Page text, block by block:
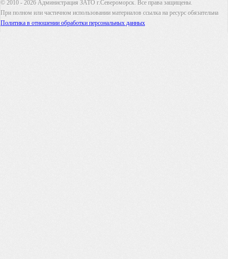
© 2010 - 2026 Администрация ЗАТО г.Североморск. Все права защищены.
При полном или частичном использовании материалов ссылка на ресурс обязательна
Политика в отношении обработки персональных данных